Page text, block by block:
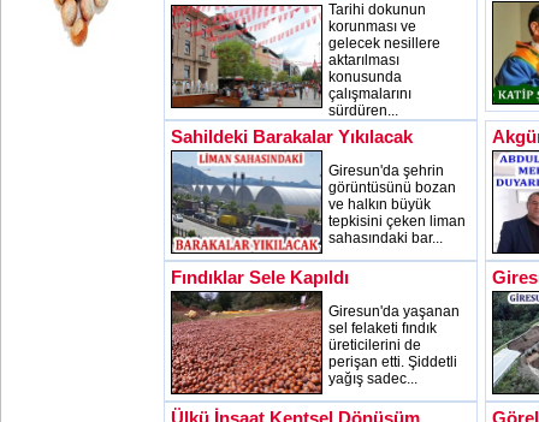
Tarihi dokunun
korunması ve
gelecek nesillere
aktarılması
konusunda
çalışmalarını
sürdüren...
Sahildeki Barakalar Yıkılacak
Giresun'da şehrin
görüntüsünü bozan
ve halkın büyük
tepkisini çeken liman
sahasındaki bar...
Fındıklar Sele Kapıldı
Giresun'da yaşanan
sel felaketi fındık
üreticilerini de
perişan etti. Şiddetli
yağış sadec...